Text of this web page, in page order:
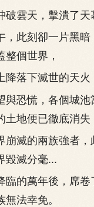
雲天，擊潰了天
此刻卻一片黑暗
整個世界，
落下滅世的天火
恐慌，各個城池
地便已徹底消失
滅的兩族強者，
毀滅分毫...
的萬年後，席卷
法幸免。